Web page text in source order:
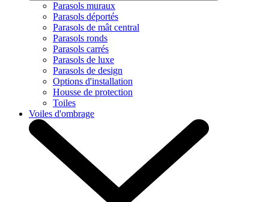
Parasols muraux
Parasols déportés
Parasols de mât central
Parasols ronds
Parasols carrés
Parasols de luxe
Parasols de design
Options d'installation
Housse de protection
Toiles
Voiles d'ombrage